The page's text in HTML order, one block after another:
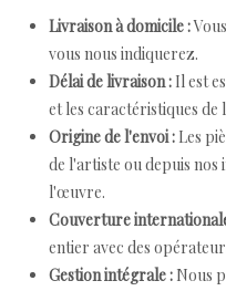
Livraison à domicile :
vous nous indiquerez.
Délai de livraison : Il est
et les caractéristiques
Origine de l'envoi : Les
de l'artiste ou depuis
l'œuvre.
Couverture
entier avec des
Gestion intégrale : Nous